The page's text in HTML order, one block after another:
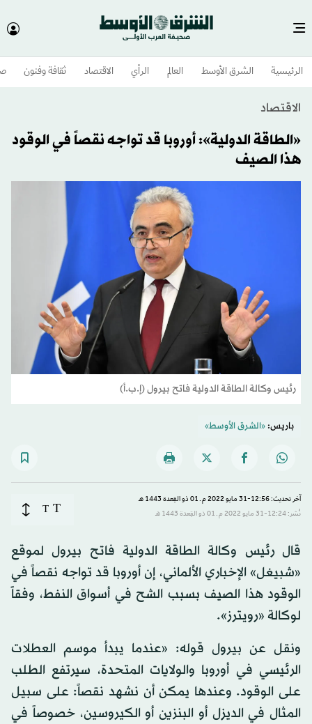
الرئيسية الشرق الأوسط​ العالم الرأي الاقتصاد ثقافة وفنون
الاقتصاد
«الطاقة الدولية»:‬ أوروبا قد تواجه نقصاً في الوقود
هذا الصيف
رئيس وكالة الطاقة الدولية فاتح بيرول (إ.ب.أ)
باريس:«الشرق الأوسط»
آخر تحديث: 12:56-31 مايو 2022 م ـ 01 ذو القِعدة 1443 هـ
نُشر: 12:24-31 مايو 2022 م ـ 01 ذو القِعدة 1443 هـ
T
T
قال رئيس وكالة الطاقة الدولية فاتح بيرول لموقع
«شبيغل» الإخباري الألماني، إن أوروبا قد تواجه نقصاً في
الوقود هذا الصيف بسبب الشح في أسواق النفط، وفقاً
لوكالة «رويترز».
ونقل عن بيرول قوله: «عندما يبدأ موسم العطلات
الرئيسي في أوروبا والولايات المتحدة، سيرتفع الطلب
على الوقود. وعندها يمكن أن نشهد نقصاً: على سبيل
المثال في الديزل أو البنزين أو الكيروسين، خصوصاً في